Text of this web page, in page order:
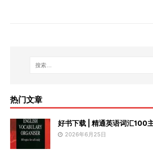
热门文章
好书下载 | 精通英语词汇100
2026年6月25日